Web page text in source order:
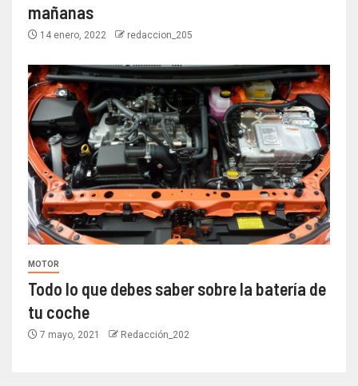
mañanas
14 enero, 2022 redaccion_205
MOTOR
Todo lo que debes saber sobre la batería de
tu coche
7 mayo, 2021 Redacción_202